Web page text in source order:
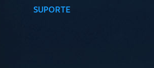
SUPORTE